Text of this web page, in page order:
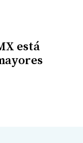
está